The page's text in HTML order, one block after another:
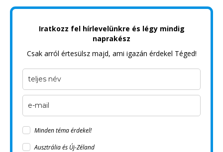
Rendezvények
BLOG
Partnerprogram
Külföldi munkaajánlatok
Iratkozz fel hírlevelünkre és légy mindig
naprakész
Csak arról értesülsz majd, ami igazán érdekel Téged!
Minden téma érdekel!
Ausztrália és Új-Zéland